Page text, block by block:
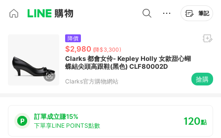
筆記
降價
$2,980 (降$3,300)
Clarks 都會女伶- Kepley Holly 女款甜心蝴
蝶結尖頭高跟鞋(黑色) CLF80002D
Clarks官方購物網站 搶購
訂單成立賺15%
下單享LINE POINTS點數 120點